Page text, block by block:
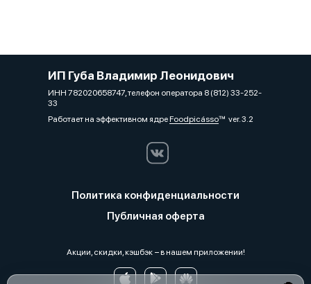
ИП Губа Владимир Леонидович
ИНН 782020658747, телефон оператора 8 (812) 33-252-
33
Работает на эффективном ядреFoodpicássover. 3.2
Политика конфиденциальности
Публичная оферта
Акции, скидки, кэшбэк − в нашем приложении!